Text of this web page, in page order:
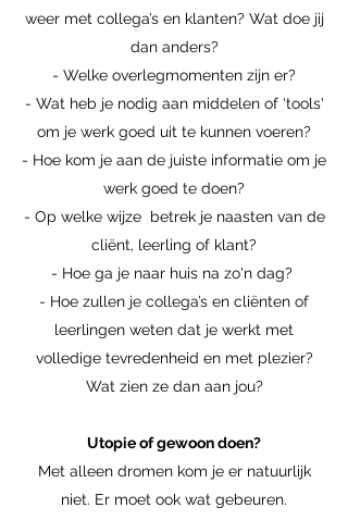
weer met collega’s en klanten? Wat doe jij
dan anders?
- Welke overlegmomenten zijn er?
- Wat heb je nodig aan middelen of 'tools'
om je werk goed uit te kunnen voeren?
- Hoe kom je aan de juiste informatie om je
werk goed te doen?
- Op welke wijze betrek je naasten van de
cliënt, leerling of klant?
- Hoe ga je naar huis na zo'n dag?
- Hoe zullen je collega’s en cliënten of
leerlingen weten dat je werkt met
volledige tevredenheid en met plezier?
Wat zien ze dan aan jou?
Utopie of gewoon doen?
Met alleen dromen kom je er natuurlijk
niet. Er moet ook wat gebeuren.